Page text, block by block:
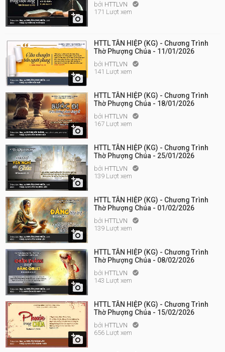

bởi HTTLVN 
171 Lượt xem

HTTL TÂN HIỆP (KG) - Chương Trình
Thờ Phượng Chúa - 11/01/2026
bởi HTTLVN 
141 Lượt xem

HTTL TÂN HIỆP (KG) - Chương Trình
Thờ Phượng Chúa - 18/01/2026
bởi HTTLVN 
167 Lượt xem

HTTL TÂN HIỆP (KG) - Chương Trình
Thờ Phượng Chúa - 25/01/2026
bởi HTTLVN 
139 Lượt xem

HTTL TÂN HIỆP (KG) - Chương Trình
Thờ Phượng Chúa - 01/02/2026
bởi HTTLVN 
139 Lượt xem

HTTL TÂN HIỆP (KG) - Chương Trình
Thờ Phượng Chúa - 08/02/2026
bởi HTTLVN 
143 Lượt xem

HTTL TÂN HIỆP (KG) - Chương Trình
Thờ Phượng Chúa - 15/02/2026
bởi HTTLVN 
656 Lượt xem